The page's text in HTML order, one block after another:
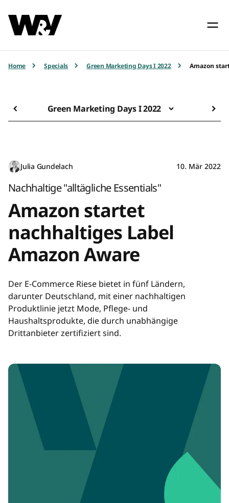
Home Specials Green Marketing Days I 2022 Amazon
Green Marketing Days I 2022
Julia Gundelach 10. Mär 2022
Nachhaltige "alltägliche Essentials"
Amazon startet
nachhaltiges Label
Amazon Aware
Der E-Commerce Riese bietet in fünf Ländern,
darunter Deutschland, mit einer nachhaltigen
Produktlinie jetzt Mode, Pflege- und
Haushaltsprodukte, die durch unabhängige
Drittanbieter zertifiziert sind.